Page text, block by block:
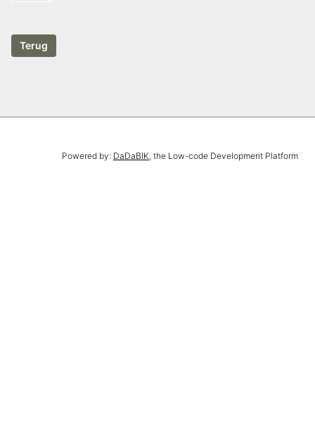
Powered by: DaDaBIK, the Low-code Development Platform